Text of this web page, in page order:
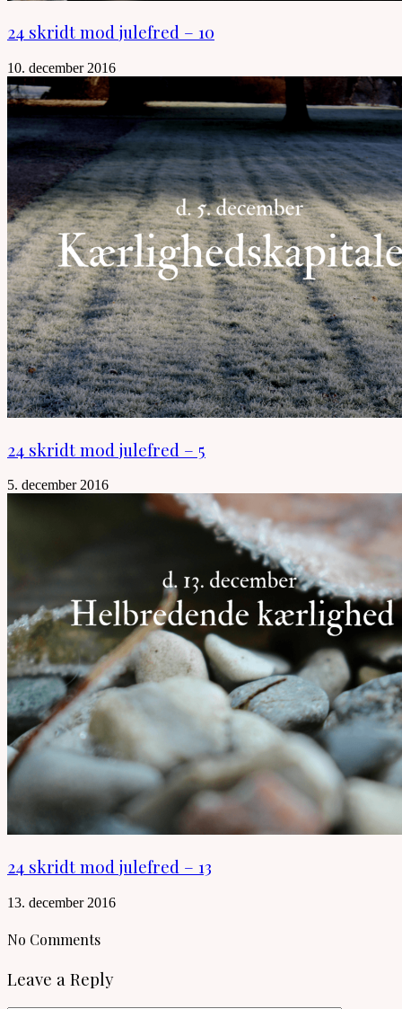
24 skridt mod julefred – 10
10. december 2016
24 skridt mod julefred – 5
5. december 2016
24 skridt mod julefred – 13
13. december 2016
No Comments
Leave a Reply